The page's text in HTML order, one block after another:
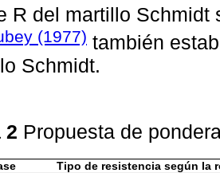
R del martillo
(1977) también
Schmidt.
2 Propuesta de
Tipo de resistencia según la